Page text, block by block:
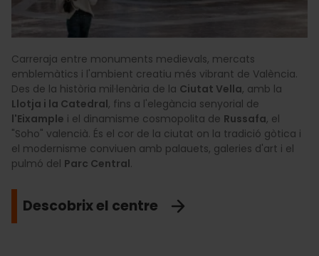
Carreraja entre monuments medievals, mercats
emblemàtics i l'ambient creatiu més vibrant de València.
Des de la història mil·lenària de la Ciutat Vella, amb la
Llotja i la Catedral, fins a l'elegància senyorial de
l'Eixample i el dinamisme cosmopolita de Russafa, el
"Soho" valencià. És el cor de la ciutat on la tradició gòtica i
el modernisme conviuen amb palauets, galeries d'art i el
pulmó del Parc Central.
Descobrix el centre